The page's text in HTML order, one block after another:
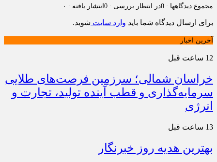
مجموع دیدگاهها : 0 در انتظار بررسی : 0 انتشار یافته : ۰
برای ارسال دیدگاه شما باید وارد سایت شوید.
آخرین اخبار
12 ساعت قبل
خراسان شمالی؛ سرزمین فرصت‌های طلایی
سرمایه‌گذاری و قطب آینده تولید، تجارت و
انرژی
13 ساعت قبل
بهترین هدیه روز خبرنگار